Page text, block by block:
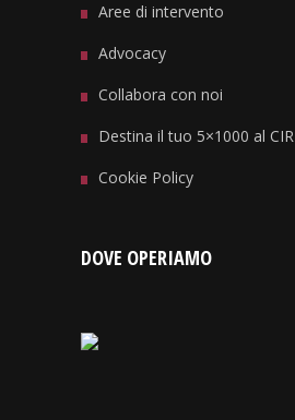
Aree di intervento
Advocacy
Collabora con noi
Destina il tuo 5×1000 al CIR
Cookie Policy
DOVE OPERIAMO